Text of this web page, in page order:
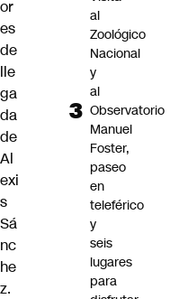
or
es
de
lle
ga
da
de
Al
exi
s
Sá
nc
he
z.
al
Zoológico
Nacional
y
al
Observatorio
Manuel
Foster,
paseo
en
teleférico
y
seis
lugares
para